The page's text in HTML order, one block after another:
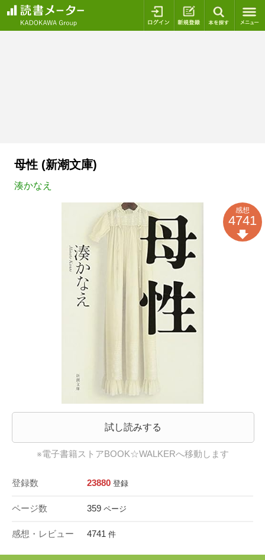
ログイン 新規登録
母性 (新潮文庫)
湊かなえ
試し読みする
※電子書籍ストアBOOK☆WALKERへ移動します
登録数 23880 登録
ページ数 359 ページ
感想・レビュー 4741 件
感想
4741